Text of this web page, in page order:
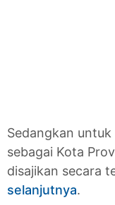
Sedangkan untuk
sebagai Kota
disajikan secara
selanjutnya.